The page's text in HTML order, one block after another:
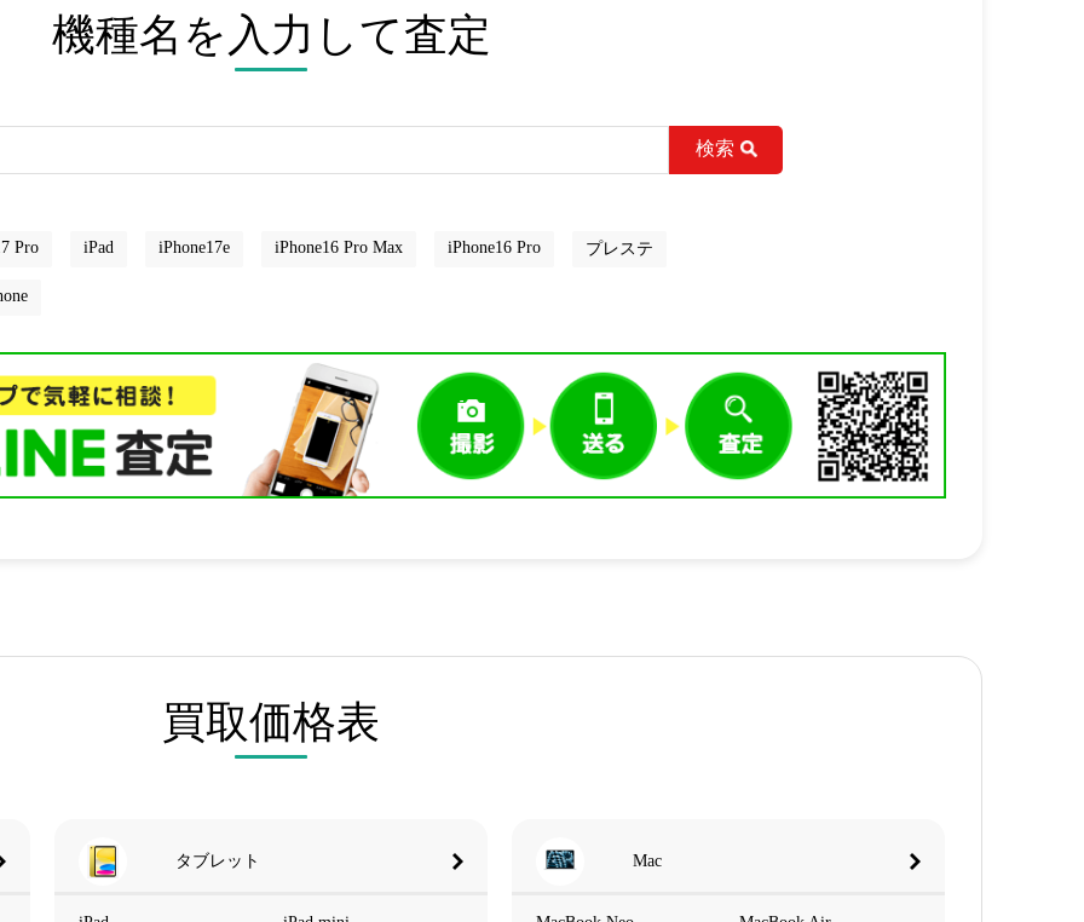
機種名を入力して査定
検索
Pro iPad iPhone17e iPhone16 Pro Max iPhone16 Pro プレステ
買取価格表
タブレット Mac